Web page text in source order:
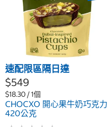
速配限區隔日達
$549
$18.30 / 1個
CHOCXO 開心果牛奶巧克力
420公克